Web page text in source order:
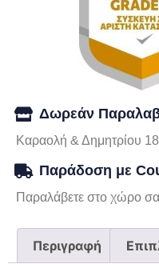
Δωρεάν
Καραολή & Δημητρίου
Παράδοση με
Παραλάβετε στο χώρο
Περιγραφή